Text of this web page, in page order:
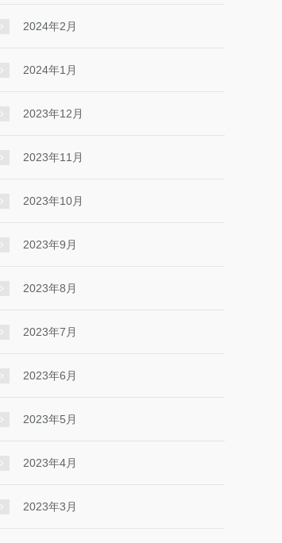
2024年2月
2024年1月
2023年12月
2023年11月
2023年10月
2023年9月
2023年8月
2023年7月
2023年6月
2023年5月
2023年4月
2023年3月